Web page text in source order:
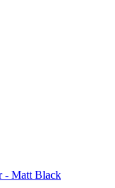
- Matt Black